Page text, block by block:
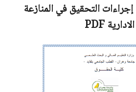
إجراءات التحقيق في المنازعة
الاداريةPDF